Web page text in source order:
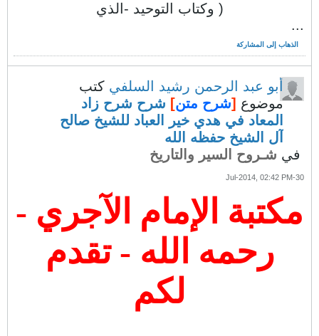
( وكتاب التوحيد -الذي
...
الذهاب إلى المشاركة
أبو عبد الرحمن رشيد السلفي كتب
موضوع [شرح متن] شرح شرح زاد
المعاد في هدي خير العباد للشيخ صالح
آل الشيخ حفظه الله
في شـروح السير والتاريخ
30-Jul-2014, 02:42 PM
مكتبة الإمام الآجري -
رحمه الله - تقدم
لكم